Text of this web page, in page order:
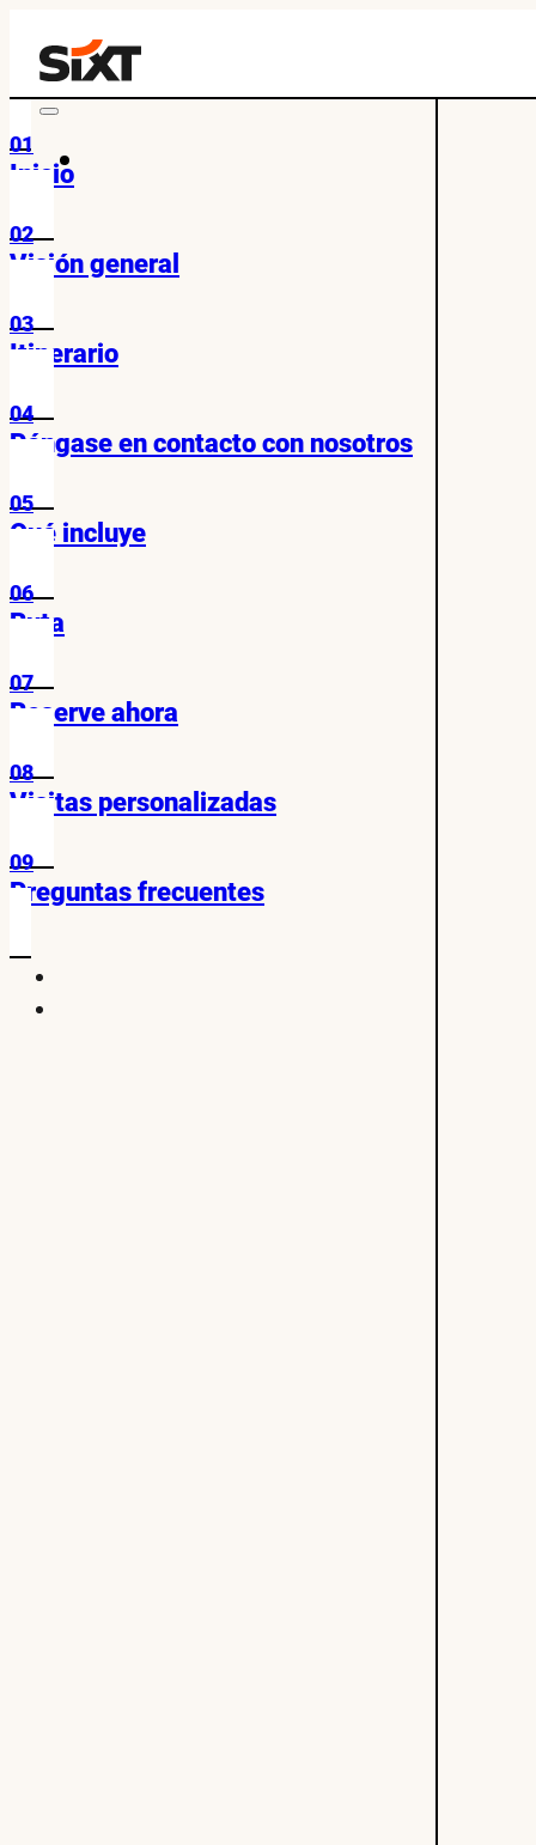
01
Inicio
02
Visión general
03
Itinerario
04
Póngase en contacto con nosotros
05
Qué incluye
06
Ruta
07
Reserve ahora
08
Visitas personalizadas
09
Preguntas frecuentes